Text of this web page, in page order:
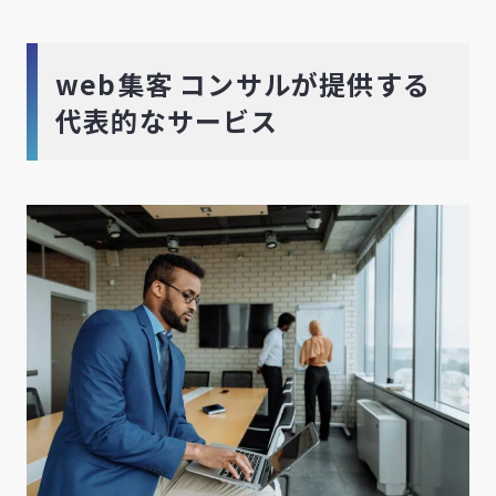
web集客 コンサルが提供する
代表的なサービス